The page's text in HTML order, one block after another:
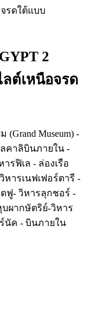
2
ลต์เหนือจรด
Museum) -
คาลิบินภายใน -
รฟิเล - ล่องเรือ
ารเนฟเฟอร์ตารี -
ฟู- วิหารลุกชอร์ -
ผากษัตริย์-วิหาร
นัค - บินภายใน